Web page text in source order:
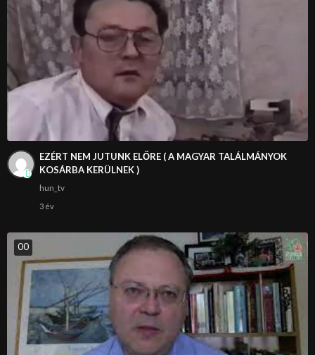
EZÉRT NEM JUTUNK ELŐRE ( A MAGYAR TALÁLMÁNYOK
KOSÁRBA KERÜLNEK )
hun_tv
3 év
00